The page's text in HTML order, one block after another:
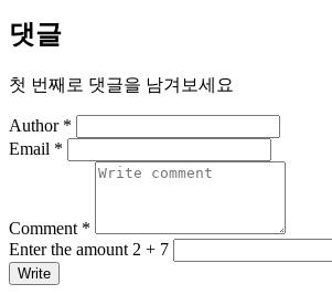
댓글
첫 번째로 댓글을 남겨보세요
Author *
Email *
Comment *
Enter the amount 2 + 7
Write